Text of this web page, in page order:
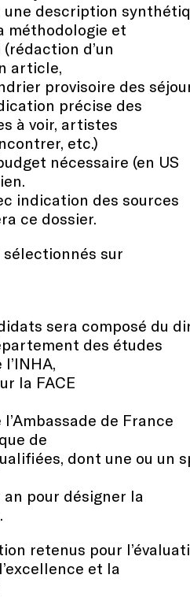
description
méthodologie et
d’un
article,
provisoire des
précise des
à voir, artistes
etc.)
nécessaire (en US
indication des sources
ce dossier.
sur
sera composé du
des études
la FACE
de France
de
dont une ou un
pour désigner la
retenus pour
et la